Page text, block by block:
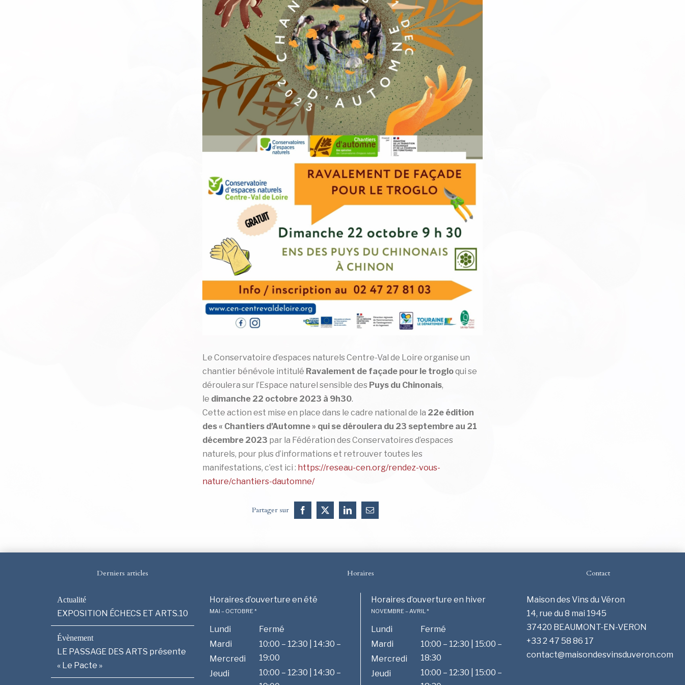
Le Conservatoire d’espaces naturels Centre-Val de Loire organise un
chantier bénévole intitulé Ravalement de façade pour le trogloqui se
déroulera sur l’Espace naturel sensible des Puys du Chinonais,
le dimanche 22 octobre 2023 à 9h30.
Cette action est mise en place dans le cadre national de la 22e édition
des « Chantiers d’Automne » qui se déroulera du 23 septembre au 21
décembre 2023 par la Fédération des Conservatoires d’espaces
naturels, pour plus d’informations et retrouver toutes les
manifestations, c’est ici : https://reseau-cen.org/rendez-vous-
nature/chantiers-dautomne/
Partager sur Facebook
X LinkedInEmail
Derniers articles
EXPOSITION ÉCHECS ET ARTS.10
LE PASSAGE DES ARTS présente
« Le Pacte »
Horaires
Horaires d’ouverture en été
MAI – OCTOBRE *
Lundi
Mardi
Mercredi
Jeudi
Fermé
10:00 – 12:30 | 14:30 –
19:00
10:00 – 12:30 | 14:30 –
Horaires d’ouverture en hiver
NOVEMBRE – AVRIL *
Lundi
Mardi
Mercredi
Jeudi
Fermé
10:00 – 12:30 | 15:00 –
18:30
10:00 – 12:30 | 15:00 –
Contact
Maison des Vins du Véron
14, rue du 8 mai 1945
37420 BEAUMONT-EN-VERON
+33 2 47 58 86 17
contact@maisondesvinsduveron.com